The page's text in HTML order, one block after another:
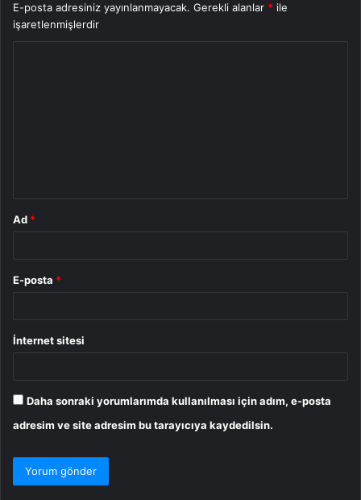
E-posta adresiniz yayınlanmayacak. Gerekli alanlar * ile
işaretlenmişlerdir
Ad *
E-posta *
İnternet sitesi
Daha sonraki yorumlarımda kullanılması için adım, e-posta
adresim ve site adresim bu tarayıcıya kaydedilsin.